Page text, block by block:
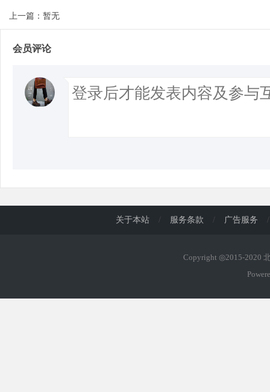
上一篇：暂无
会员评论
关于本站 / 服务条款 / 广告服务 /
Copyright ◎2015-2020